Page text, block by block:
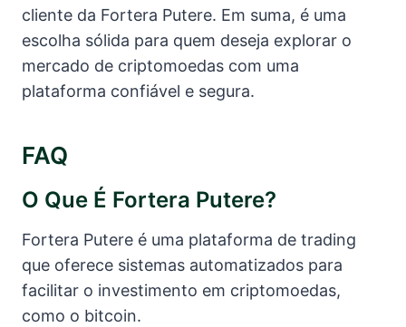
cliente da Fortera Putere. Em suma, é uma
escolha sólida para quem deseja explorar o
mercado de criptomoedas com uma
plataforma confiável e segura.
FAQ
O Que É Fortera Putere?
Fortera Putere é uma plataforma de trading
que oferece sistemas automatizados para
facilitar o investimento em criptomoedas,
como o bitcoin.